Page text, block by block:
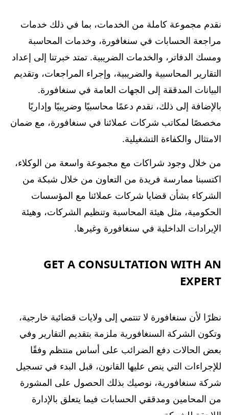
نقدم مجموعة كاملة من الخدمات، بما في ذلك خدمات
مراجعة الحسابات في سنغافورة، وخدمات المحاسبة
ومسك الدفاتر، والخدمات الضريبية. تمتد خبرتنا إلى إعداد
التقارير المحاسبية والضريبية، وإجراء المراجعات، وتقديم
البيانات المدققة إلى الجهات العامة في سنغافورة.
بالإضافة إلى ذلك، نقدم دعمًا محاسبيًا وضريبيًا وإداريًا
مخصصًا لمكاتب شركات عملائنا في سنغافورة، مع ضمان
الامتثال والكفاءة التشغيلية.
من خلال وجود شراكات مع مجموعة واسعة من الوكلاء،
اكتسبنا ممارسة فريدة من التعاون من خلال شبكة من
الشركاء بشأن قضايا شركات عملائنا مع المؤسسات
الحكومية، مثل هيئة المحاسبة وتنظيم الشركات، وهيئة
الإيرادات الداخلية في سنغافورة وغيرها.
GET A CONSULTATION WITH AN
EXPERT
نظرًا لأن سنغافورة لا تنتمي إلى ولايات قضائية خارجية،
وتكون الشركة السنغافورية ملزمة بتقديم التقارير وفي
بعض الحالات دفع الضرائب على أساس منتظم وفقًا
للإجراءات التي ينص عليها القانون، قبل البدء في تسجيل
شركة سنغافورية، نوصيك بذلك الحصول على المشورة
من المحامين ومدققي الحسابات فيما يتعلق بالإدارة